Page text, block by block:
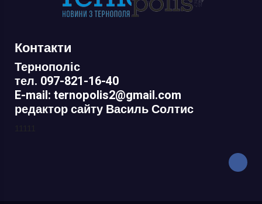
Контакти
Тернополіс
тел. 097-821-16-40
E-mail: ternopolis2@gmail.com
редактор сайту Василь Солтис